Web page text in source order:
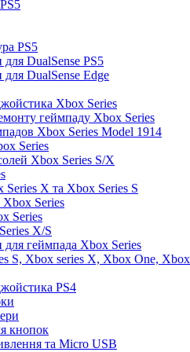
PS5
для DualSense PS5
для DualSense Edge
Xbox Series
геймпаду Xbox Series
Xbox Series Model 1914
Series
Xbox Series S/X
X та Xbox Series S
Series
Series
X/S
для геймпада Xbox Series
S, Xbox series X, Xbox One,
PS4
кнопок
та Micro USB